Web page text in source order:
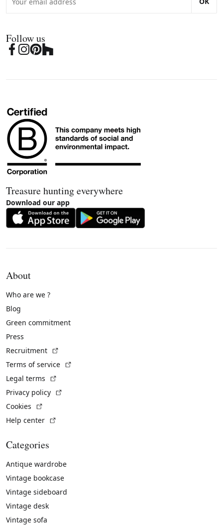
Follow us
Treasure hunting everywhere
Download our app
About
Who are we ?
Blog
Green commitment
Press
Recruitment
Terms of service
Legal terms
Privacy policy
Cookies
Help center
Categories
Antique wardrobe
Vintage bookcase
Vintage sideboard
Vintage desk
Vintage sofa